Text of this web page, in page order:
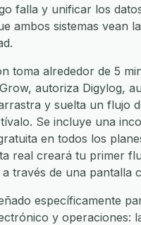
falla y unificar los
ambos sistemas vean
toma alrededor de 5
autoriza Digylog,
y suelta un flujo
Se incluye una
en todos los
real creará tu primer
través de una pantalla
específicamente
y operaciones: